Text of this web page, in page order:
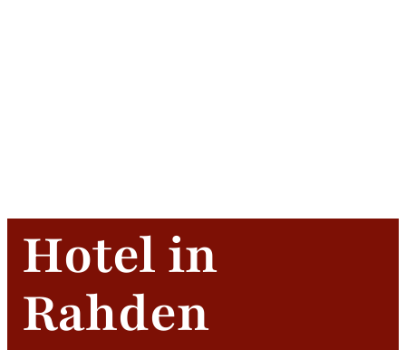
Hotel in
Rahden